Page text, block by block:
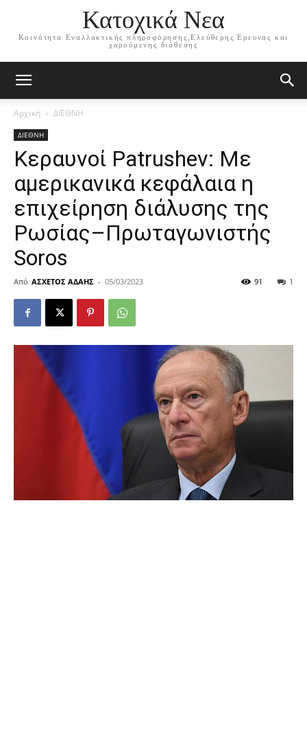
Κατοχικά Νεα
Κοινότητα Εναλλακτικής πληροφόρησης,Ελεύθερης Ερευνας και
χαρούμενης διάθεσης
Αρχική ΔΙΕΘΝΗ
ΔΙΕΘΝΗ
Κεραυνοί Patrushev: Με
αμερικανικά κεφάλαια η
επιχείρηση διάλυσης της
Ρωσίας–Πρωταγωνιστής
Soros
Από ΑΣΧΕΤΟΣ ΑΔΑΗΣ - 05/03/2023 1
91